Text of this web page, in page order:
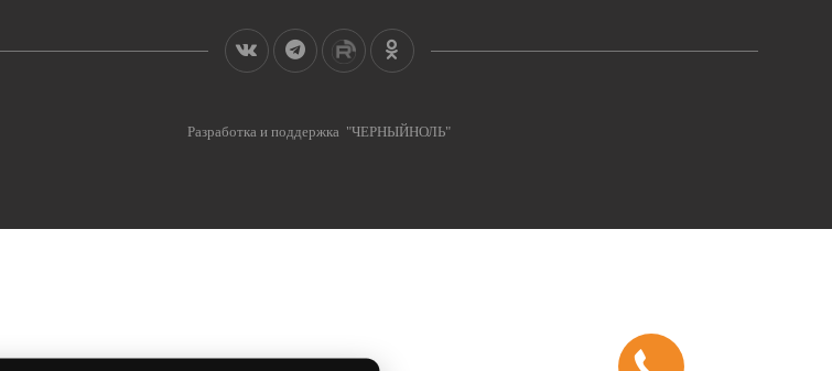
Разработка и поддержка "ЧЕРНЫЙНОЛЬ"